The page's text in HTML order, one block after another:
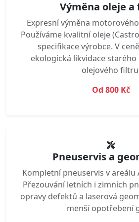
Výměna oleje
Expresní výměna
Používáme kvalitní oleje
specifikace výrobce. V
ekologická likvidace starého
olejového
Od 800 Kč
Pneuservis a
Kompletní pneuservis v areálu
Přezouvání letních i zimních
opravy defektů a laserová
menší opotřebení